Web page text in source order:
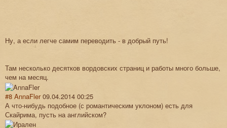
Ну, а если легче самим переводить - в добрый путь!
Там несколько десятков вордовских страниц и работы много больше,
чем на месяц.
#8 AnnaFler 09.04.2014 00:25
А что-нибудь подобное (с романтическим уклоном) есть для
Скайрима, пусть на английском?